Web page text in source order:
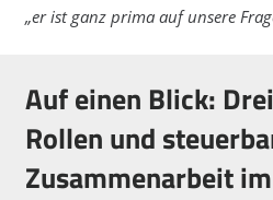
„er ist ganz prima auf unsere
Auf einen Blick:
Rollen und
Zusammenarbeit